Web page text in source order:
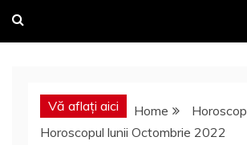
Vă aflați aici Home
Horoscop
Horoscopul lunii Octombrie 2022